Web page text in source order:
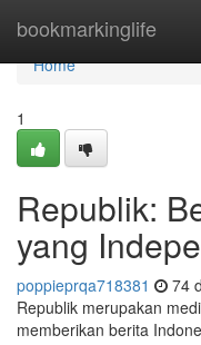
bookmarkinglife
Home
Home
1
Republik:
yang
poppieprqa718381 74
Republik merupakan
memberikan berita